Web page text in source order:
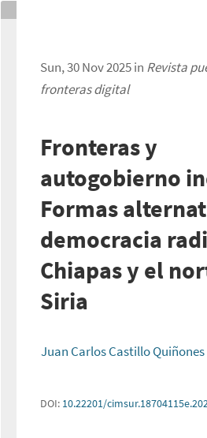
Sun, 30 Nov 2025 in Revista
fronteras digital
Fronteras y
autogobierno
Formas
democracia
Chiapas y el
Siria
Juan Carlos Castillo Quiñones
DOI: 10.22201/